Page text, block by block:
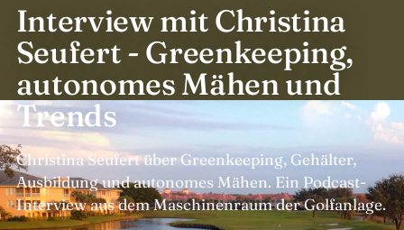
Karriere & Menschen
Betrieb & Wirtschaft ▾
Reisen, Sport & Gesundheit ▾
Wissen ▾
Interview mit Christina
Seufert - Greenkeeping,
autonomes Mähen und
Trends
Christina Seufert über Greenkeeping, Gehälter,
Ausbildung und autonomes Mähen. Ein Podcast-
Interview aus dem Maschinenraum der Golfanlage.